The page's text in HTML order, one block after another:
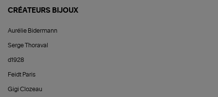
CRÉATEURS BIJOUX
Aurélie Bidermann
Serge Thoraval
d1928
Feidt Paris
Gigi Clozeau